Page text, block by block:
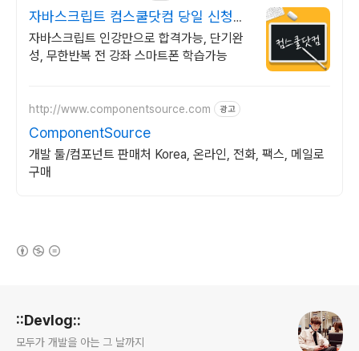
자바스크립트 컴스쿨닷컴 당일 신청&
결제시 기프티콘!
자바스크립트 인강만으로 합격가능, 단기완
성, 무한반복 전 강좌 스마트폰 학습가능
http://www.componentsource.com 광고
ComponentSource
개발 툴/컴포넌트 판매처 Korea, 온라인, 전화, 팩스, 메일로
구매
::Devlog::
모두가 개발을 아는 그 날까지